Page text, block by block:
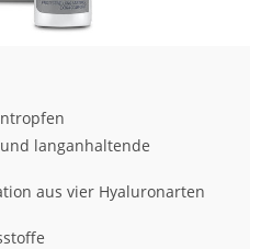
lang­an­hal­ten­de
aus vier Hyaluronarten